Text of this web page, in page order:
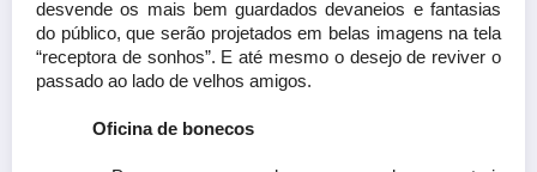
desvende os mais bem guardados devaneios e fantasias
do público, que serão projetados em belas imagens na tela
“receptora de sonhos”. E até mesmo o desejo de reviver o
passado ao lado de velhos amigos.
Oficina de bonecos